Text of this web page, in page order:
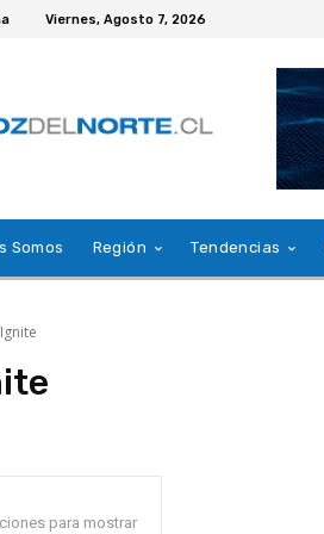
Viernes, Agosto 7, 2026
Somos Región Tendencias
Ignite
para mostrar